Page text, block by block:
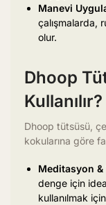
Manevi
çalışmalarda,
olur.
Dhoop
Kullanılır?
Dhoop tütsüsü,
kokularına göre
Meditasyon &
denge için
kullanılmak